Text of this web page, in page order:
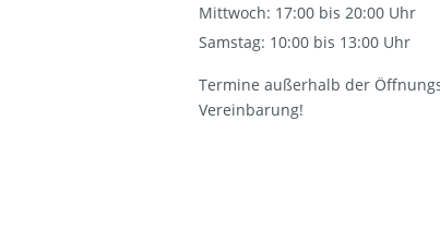
Mittwoch: 17:00 bis 20:00 Uhr
Samstag: 10:00 bis 13:00 Uhr
Termine außerhalb der
Vereinbarung!